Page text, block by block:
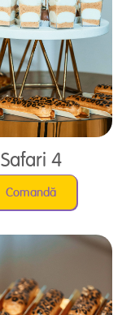
Safari 4
Comandă